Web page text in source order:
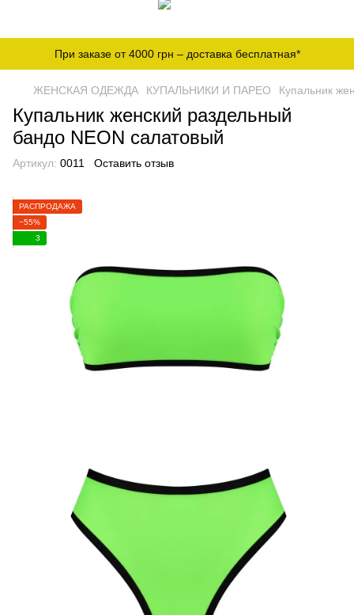
При заказе от 4000 грн – доставка бесплатная*
ЖЕНСКАЯ ОДЕЖДА КУПАЛЬНИКИ И ПАРЕО Купальник
Купальник женский раздельный
бандо NEON салатовый
Артикул: 0011 Оставить отзыв
РАСПРОДАЖА
−55%
3